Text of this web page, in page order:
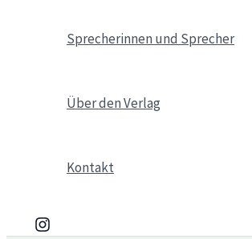
Sprecherinnen und Sprecher
Über den Verlag
Kontakt